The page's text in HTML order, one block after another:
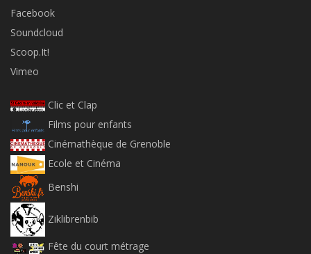
Facebook
Soundcloud
Scoop.It!
Vimeo
Clic et Clap
Films pour enfants
Cinémathèque de Grenoble
Ecole et Cinéma
Benshi
Ziklibrenbib
Fête du court métrage